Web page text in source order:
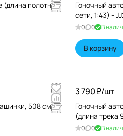
(длина полотна
Гоночный
сети, 1:43) -
0 0 В
В корзину
508 см, от
3 790 ₽/шт
Гоночный
(длина трека
0 0 В